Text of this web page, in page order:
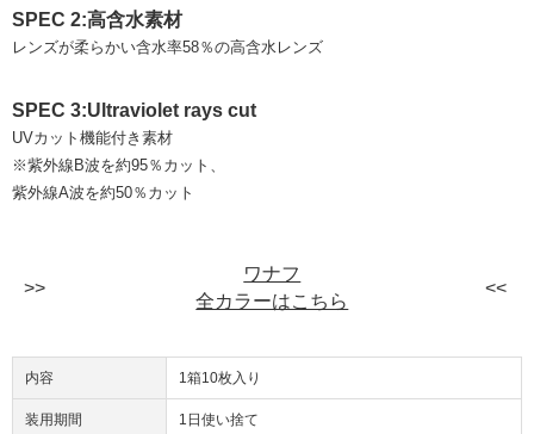
SPEC 2:高含水素材
レンズが柔らかい含水率58％の高含水レンズ
SPEC 3:Ultraviolet rays cut
UVカット機能付き素材
※紫外線B波を約95％カット、
紫外線A波を約50％カット
ワナフ
全カラーはこちら
内容 1箱10枚入り
装用期間 1日使い捨て